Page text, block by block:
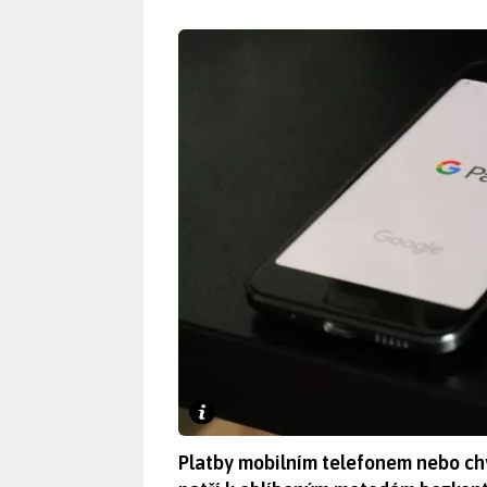
Platby mobilním telefonem nebo